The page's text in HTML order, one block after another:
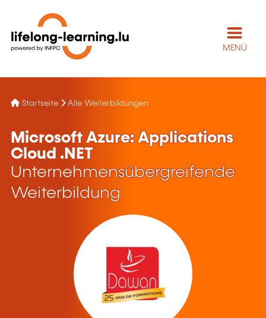
MENÜ
Startseite Alle Weiterbildungen
Microsoft Azure: Applications
Cloud .NET
Unternehmensübergreifende
Weiterbildung